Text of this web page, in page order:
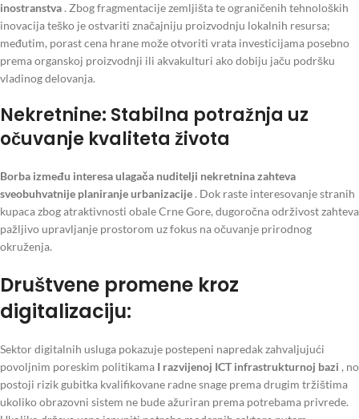
inostranstva. Zbog fragmentacije zemljišta te ograničenih tehnoloških
inovacija teško je ostvariti značajniju proizvodnju lokalnih resursa;
međutim, porast cena hrane može otvoriti vrata investicijama posebno
prema organskoj proizvodnji ili akvakulturi ako dobiju jaču podršku
vladinog delovanja.
Nekretnine: Stabilna potražnja uz
očuvanje kvaliteta života
Borba između interesa ulagača nuditelji nekretnina zahteva
sveobuhvatnije planiranje urbanizacije. Dok raste interesovanje stranih
kupaca zbog atraktivnosti obale Crne Gore, dugoročna održivost zahteva
pažljivo upravljanje prostorom uz fokus na očuvanje prirodnog
okruženja.
Društvene promene kroz
digitalizaciju:
Sektor digitalnih usluga pokazuje postepeni napredak zahvaljujući
povoljnim poreskim politikama I razvijenoj ICT infrastrukturnoj bazi , no
postoji rizik gubitka kvalifikovane radne snage prema drugim tržištima
ukoliko obrazovni sistem ne bude ažuriran prema potrebama privrede.